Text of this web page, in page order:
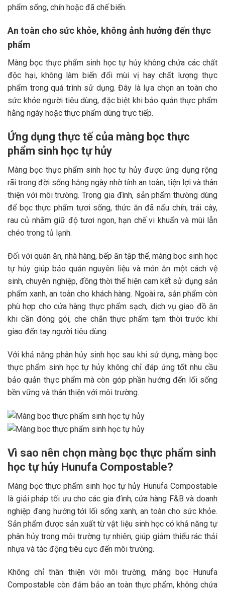
phẩm sống, chín hoặc đã chế biến.
An toàn cho sức khỏe, không ảnh hưởng đến thực
phẩm
Màng bọc thực phẩm sinh học tự hủy không chứa các chất
độc hại, không làm biến đổi mùi vị hay chất lượng thực
phẩm trong quá trình sử dụng. Đây là lựa chọn an toàn cho
sức khỏe người tiêu dùng, đặc biệt khi bảo quản thực phẩm
hằng ngày hoặc thực phẩm dùng trực tiếp.
Ứng dụng thực tế của màng bọc thực
phẩm sinh học tự hủy
Màng bọc thực phẩm sinh học tự hủy được ứng dụng rộng
rãi trong đời sống hằng ngày nhờ tính an toàn, tiện lợi và thân
thiện với môi trường. Trong gia đình, sản phẩm thường dùng
để bọc thực phẩm tươi sống, thức ăn đã nấu chín, trái cây,
rau củ nhằm giữ độ tươi ngon, hạn chế vi khuẩn và mùi lẫn
chéo trong tủ lạnh.
Đối với quán ăn, nhà hàng, bếp ăn tập thể, màng bọc sinh học
tự hủy giúp bảo quản nguyên liệu và món ăn một cách vệ
sinh, chuyên nghiệp, đồng thời thể hiện cam kết sử dụng sản
phẩm xanh, an toàn cho khách hàng. Ngoài ra, sản phẩm còn
phù hợp cho cửa hàng thực phẩm sạch, dịch vụ giao đồ ăn
khi cần đóng gói, che chắn thực phẩm tạm thời trước khi
giao đến tay người tiêu dùng.
Với khả năng phân hủy sinh học sau khi sử dụng, màng bọc
thực phẩm sinh học tự hủy không chỉ đáp ứng tốt nhu cầu
bảo quản thực phẩm mà còn góp phần hướng đến lối sống
bền vững và thân thiện với môi trường.
Vì sao nên chọn màng bọc thực phẩm sinh
học tự hủy Hunufa Compostable?
Màng bọc thực phẩm sinh học tự hủy Hunufa Compostable
là giải pháp tối ưu cho các gia đình, cửa hàng F&B và doanh
nghiệp đang hướng tới lối sống xanh, an toàn cho sức khỏe.
Sản phẩm được sản xuất từ vật liệu sinh học có khả năng tự
phân hủy trong môi trường tự nhiên, giúp giảm thiểu rác thải
nhựa và tác động tiêu cực đến môi trường.
Không chỉ thân thiện với môi trường, màng bọc Hunufa
Compostable còn đảm bảo an toàn thực phẩm, không chứa